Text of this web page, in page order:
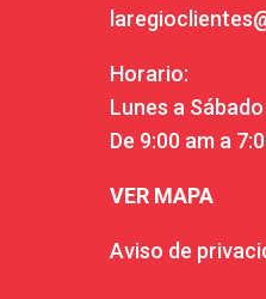
Horario:
Lunes a Sábado
De 9:00 am a
VER MAPA
Aviso de